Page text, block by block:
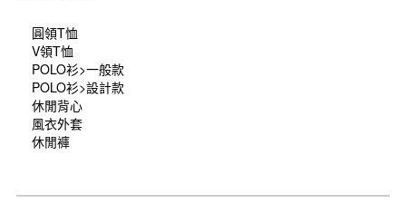
圓領T恤
V領T恤
POLO衫>一般款
POLO衫>設計款
休閒背心
風衣外套
休閒褲